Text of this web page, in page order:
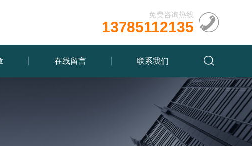
免费咨询热线
13785112135
在线留言 联系我们